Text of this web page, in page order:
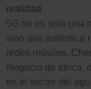
realidad
5G no es solo una
sino una auténtica
redes móviles.
Negocio de Idrica,
en el sector del